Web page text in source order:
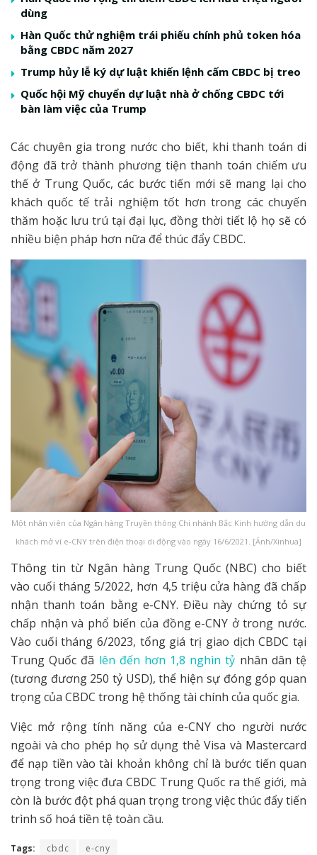
dùng
Hàn Quốc thử nghiệm trái phiếu chính phủ token hóa
bằng CBDC năm 2027
Trump hủy lễ ký dự luật khiến lệnh cấm CBDC bị treo
Quốc hội Mỹ chuyển dự luật nhà ở chống CBDC tới
bàn làm việc của Trump
Các chuyên gia trong nước cho biết, khi thanh toán di
động đã trở thành phương tiện thanh toán chiếm ưu
thế ở Trung Quốc, các bước tiến mới sẽ mang lại cho
khách quốc tế trải nghiệm tốt hơn trong các chuyến
thăm hoặc lưu trú tại đại lục, đồng thời tiết lộ họ sẽ có
nhiều biện pháp hơn nữa để thúc đẩy CBDC.
Một nhân viên của Ngân hàng Truyền thông Chi nhánh Bắc Kinh hướng dẫn du
khách mở ví e-CNY trên điện thoại di động vào ngày 16/6/2021. [Ảnh/Xinhua]
Thông tin từ Ngân hàng Trung Quốc (NBC) cho biết
vào cuối tháng 5/2022, hơn 4,5 triệu cửa hàng đã chấp
nhận thanh toán bằng e-CNY. Điều này chứng tỏ sự
chấp nhận và phổ biến của đồng e-CNY ở trong nước.
Vào cuối tháng 6/2023, tổng giá trị giao dịch CBDC tại
Trung Quốc đã lên đến hơn 1,8 nghìn tỷ nhân dân tệ
(tương đương 250 tỷ USD), thể hiện sự đóng góp quan
trọng của CBDC trong hệ thống tài chính của quốc gia.
Việc mở rộng tính năng của e-CNY cho người nước
ngoài và cho phép họ sử dụng thẻ Visa và Mastercard
để nạp tiền vào tài khoản không chỉ là bước tiến quan
trọng trong việc đưa CBDC Trung Quốc ra thế giới, mà
còn là bước đột phá quan trọng trong việc thúc đẩy tiến
trình số hoá tiền tệ toàn cầu.
Tags: cbdc e-cny